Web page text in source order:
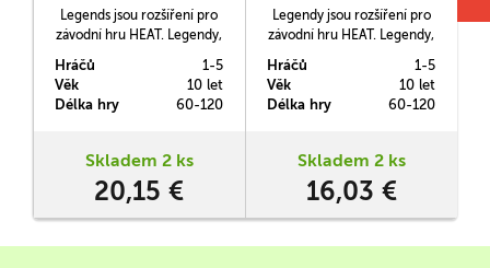
Legends jsou rozšíření pro
závodní hru HEAT. Legendy,
nejsou jen tak na okrasu -
jsou rychlejší, ostřejší a
odolnější než kdy dřív, mají
nastavitelnou obtížnost, díky
napínavý a nepředvídatelný.
Hráčů
1-5
Věk
10 let
Délka hry
60-120
Skladem 2 ks
20,15 €
Legendy jsou rozšíření pro
závodní hru HEAT. Legendy,
nejsou jen tak na okrasu -
jsou rychlejší, ostřejší a
odolnější než kdy dřív, mají
nastavitelnou obtížnost, díky
napínavý a nepředvídatelný.
Hráčů
1-5
Věk
10 let
Délka hry
60-120
Skladem 2 ks
16,03 €